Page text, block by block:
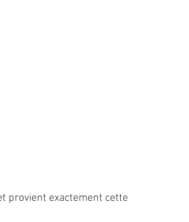
provient exactement cette